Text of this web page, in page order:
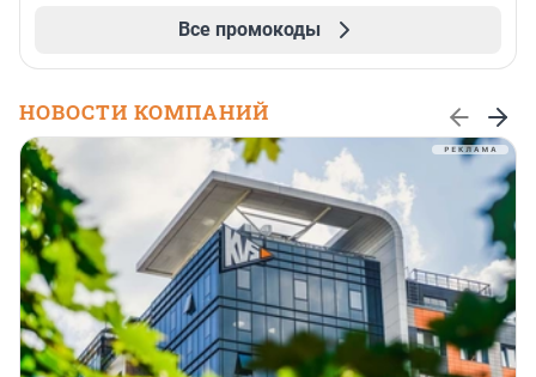
Все промокоды
НОВОСТИ КОМПАНИЙ